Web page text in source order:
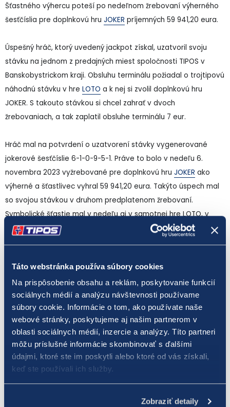
Táto webstránka používa súbory cookies
Na prispôsobenie obsahu a reklám, poskytovanie funkcií
sociálnych médií a analýzu návštevnosti používame
súbory cookie. Informácie o tom, ako používate naše
webové stránky, poskytujeme aj našim partnerom v
oblasti sociálnych médií, inzercie a analýzy. Títo partneri
môžu príslušné informácie skombinovať s ďalšími
údajmi, ktoré ste im poskytli alebo ktoré od vás získali,
keď ste používali ich služby.
Zobraziť detaily
Šťastného výhercu poteší po nedeľnom žrebovaní výherného
šesťčíslia pre doplnkovú hru JOKER príjemných 59 941,20 eura.
Úspešný hráč, ktorý uvedený jackpot získal, uzatvoril svoju
stávku na jednom z predajných miest spoločnosti TIPOS v
Banskobystrickom kraji. Obsluhu terminálu požiadal o trojtipovú
náhodnú stávku v hre LOTO a k nej si zvolil doplnkovú hru
JOKER. S takouto stávkou si chcel zahrať v dvoch
žrebovaniach, a tak zaplatil obsluhe terminálu 7 eur.
Hráč mal na potvrdení o uzatvorení stávky vygenerované
jokerové šesťčíslie 6-1-0-9-5-1. Práve to bolo v nedeľu 6.
novembra 2023 vyžrebované pre doplnkovú hru JOKER ako
výherné a šťastlivec vyhral 59 941,20 eura. Takýto úspech mal
so svojou stávkou v druhom predplatenom žrebovaní.
Symbolické šťastie mal v nedeľu aj v samotnej hre LOTO, v
ktorej získal v siedmom poradí druhého ťahu 3 eurá.
LOTO 5 z 35. Je to stávka na šesťčíslie uvedené na potvrdení o
uzatvorení stávky, ktoré vydáva generátor náhodných čísel.
Výhra v hre JOKER je dosiahnutá vtedy, ak sa vyžrebované
čísla šesťčíslia hry JOKER zhodujú presne na príslušných
pozíciách s číslami nachádzajúcimi sa v šesťčíslí platného
potvrdenia o uzatvorení stávky v časti JOKER, pri ktorom je
vyznačená možnosť „áno“. Doplnková hra JOKER stojí na jedno
žrebovanie len 0,50 eura.